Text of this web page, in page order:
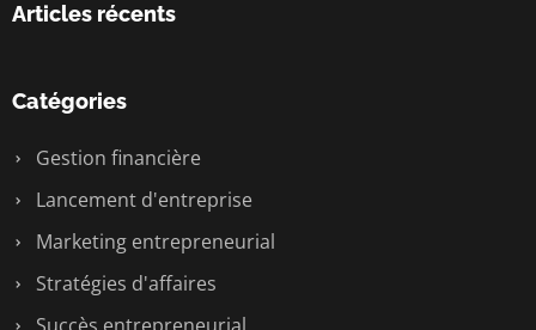
Articles récents
Catégories
Gestion financière
Lancement d'entreprise
Marketing entrepreneurial
Stratégies d'affaires